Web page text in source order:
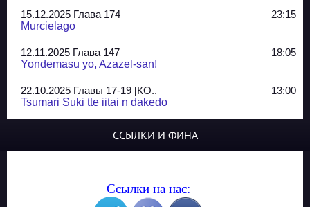
15.12.2025 Глава 174
23:15
Murcielago
12.11.2025 Глава 147
18:05
Yondemasu yo, Azazel-san!
22.10.2025 Главы 17-19 [КО..
13:00
Tsumari Suki tte iitai n dakedo
Yozakura Shijuusou
08.08.2025 Глава 50
ССЫЛКИ И ФИНА
Ссылки на нас: